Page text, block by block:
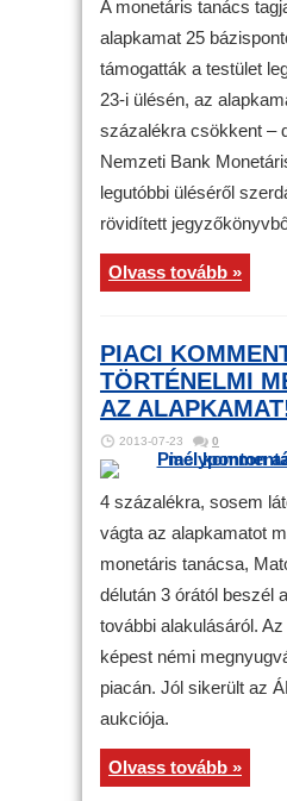
A monetáris tanács
alapkamat 25
támogatták a testület
23-i ülésén, az
százalékra csökkent –
Nemzeti Bank
legutóbbi üléséről
rövidített
Olvass tovább »
PIACI
TÖRTÉNELMI
AZ
2013-07-23 0
4 százalékra, sosem
vágta az alapkamatot
monetáris tanácsa,
délután 3 órától beszél
további alakulásáról.
képest némi
piacán. Jól sikerült az
aukciója.
Olvass tovább »